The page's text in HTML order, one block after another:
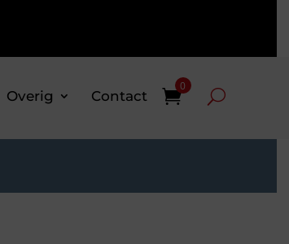
Overig Contact
0